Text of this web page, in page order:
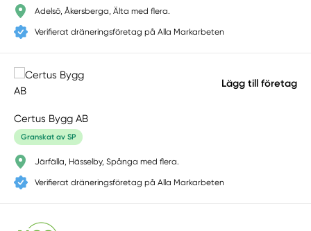
Adelsö, Åkersberga, Älta med flera.
Verifierat dräneringsföretag på Alla Markarbeten
Lägg till företag
Certus Bygg AB
Granskat av SP
Järfälla, Hässelby, Spånga med flera.
Verifierat dräneringsföretag på Alla Markarbeten